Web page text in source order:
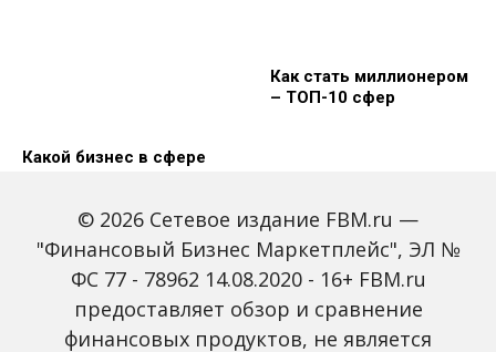
Какой бизнес в сфере
Как стать миллионером
– ТОП-10 сфер
© 2026 Сетевое издание FBM.ru —
"Финансовый Бизнес Маркетплейс", ЭЛ №
ФС 77 - 78962 14.08.2020 - 16+ FBM.ru
предоставляет обзор и сравнение
финансовых продуктов, не является